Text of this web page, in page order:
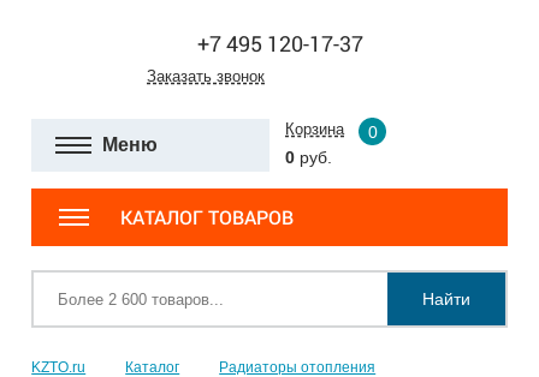
+7 495 120-17-37
Заказать звонок
Меню
Корзина
0
0 руб.
КАТАЛОГ ТОВАРОВ
Найти
KZTO.ru Каталог
Радиаторы отопления